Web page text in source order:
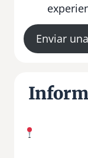
Enviar